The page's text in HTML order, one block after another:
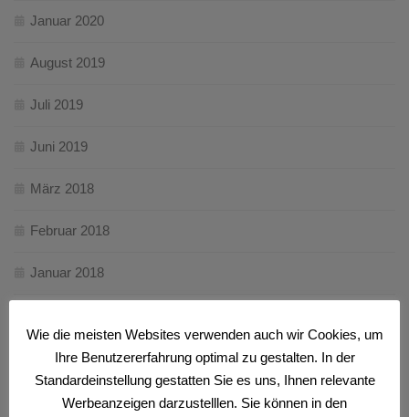
Januar 2020
August 2019
Juli 2019
Juni 2019
März 2018
Februar 2018
Januar 2018
November 2017
Oktober 2017
Wie die meisten Websites verwenden auch wir Cookies, um
Ihre Benutzererfahrung optimal zu gestalten. In der
Standardeinstellung gestatten Sie es uns, Ihnen relevante
Werbeanzeigen darzustelllen. Sie können in den